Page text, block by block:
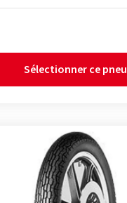
Sélectionner ce pneu